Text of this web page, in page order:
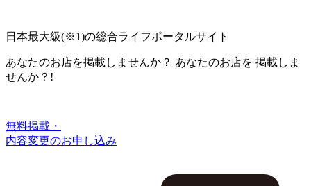
日本最大級(※1)の総合ライフポータルサイト
あなたのお店を掲載しませんか？ あなたのお店を 掲載しま
せんか？!
無料掲載・
内容変更のお申し込み